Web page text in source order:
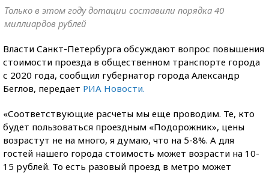
Только в этом году дотации составили порядка 40
миллиардов рублей
Власти Санкт-Петербурга обсуждают вопрос повышения
стоимости проезда в общественном транспорте города
с 2020 года, сообщил губернатор города Александр
Беглов, передает РИА Новости.
«Соответствующие расчеты мы еще проводим. Те, кто
будет пользоваться проездным «Подорожник», цены
возрастут не на много, я думаю, что на 5-8%. А для
гостей нашего города стоимость может возрасти на 10-
15 рублей. То есть разовый проезд в метро может